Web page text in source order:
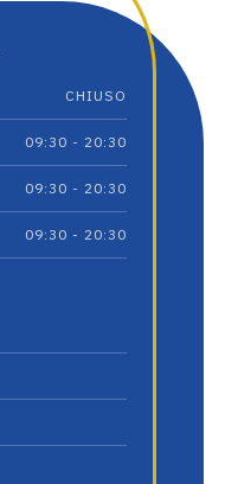
CHIUSO
09:30 - 20:30
09:30 - 20:30
09:30 - 20:30